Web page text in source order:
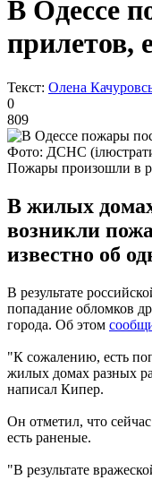
В Одессе
прилетов,
Текст: Олена
0
809
Фото: ДСНС
Пожары произошли в
В жилых
возникли
известно об
В результате
попадание обломков
города. Об этом
"К сожалению, есть
жилых домах разных
написал Кипер.
Он отметил, что
есть раненые.
"В результате